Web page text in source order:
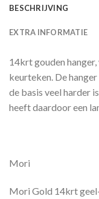
BESCHRIJVING
EXTRA INFORMATIE
14krt gouden
keurteken. De
de basis veel harder
heeft daardoor een
Mori
Mori Gold 14krt